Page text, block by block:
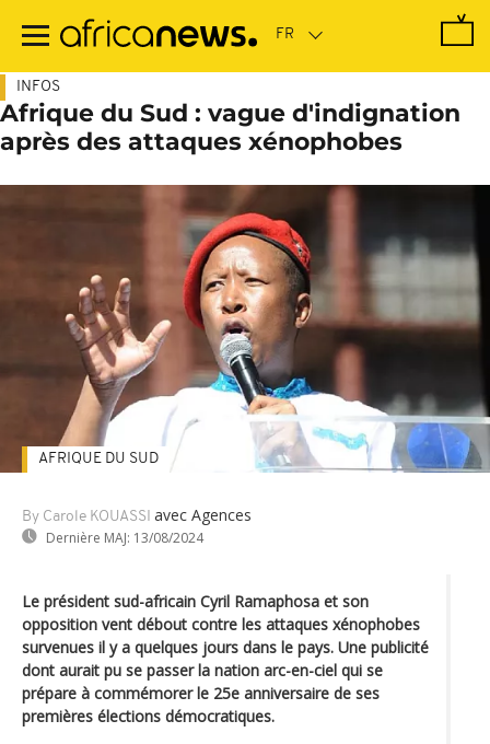
contenu
INFOS
Afrique du Sud : vague d'indignation
après des attaques xénophobes
By Carole KOUASSI avec Agences
Dernière MAJ: 13/08/2024
AFRIQUE DU SUD
Le président sud-africain Cyril Ramaphosa et son
opposition vent débout contre les attaques xénophobes
survenues il y a quelques jours dans le pays. Une publicité
dont aurait pu se passer la nation arc-en-ciel qui se
prépare à commémorer le 25e anniversaire de ses
premières élections démocratiques.